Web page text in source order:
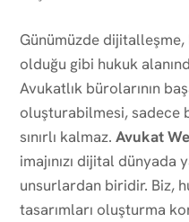
Günümüzde
olduğu gibi hukuk
Avukatlık bürolarının
oluşturabilmesi, sadece
sınırlı kalmaz. Avukat
imajınızı dijital dünyada
unsurlardan biridir. Biz,
tasarımları oluşturma